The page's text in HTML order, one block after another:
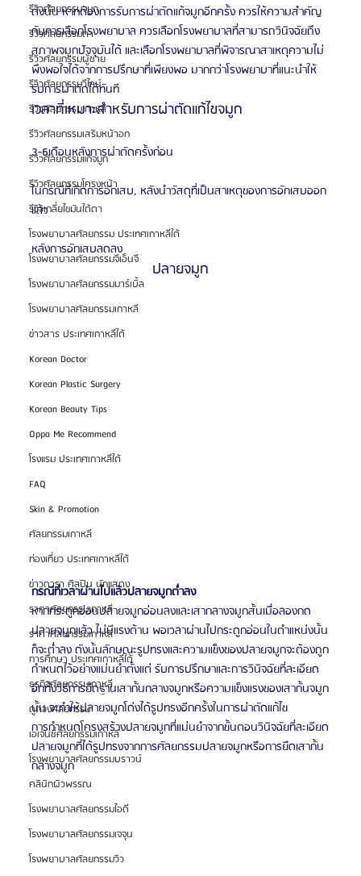
รีวิวศัลยกรรมจมูก
รีวิวศัลยกรรมตา
รีวิวศัลยกรรมผู้ชาย
รีวิวศัลยกรรมวีไลน์
รีวิวศัลยกรรมเกาหลี
รีวิวศัลยกรรมเสริมหน้าอก
รีวิวศัลยกรรมแก้จมูก
รีวิวศัลยกรรมโครงหน้า
รีวิวเกลี่ยไขมันใต้ตา
โรงพยาบาลศัลยกรรม ประเทศเกาหลีใต้
โรงพยาบาลศัลยกรรมจีเอ็นจี
โรงพยาบาลศัลยกรรมมาร์เบิ้ล
โรงพยาบาลศัลยกรรมเกาหลี
ข่าวสาร ประเทศเกาหลีใต้
Korean Doctor
Korean Plastic Surgery
Korean Beauty Tips
Oppa Me Recommend
โรงแรม ประเทศเกาหลีใต้
FAQ
Skin & Promotion
ศัลยกรรมเกาหลี
ท่องเที่ยว ประเทศเกาหลีใต้
ข่าวดารา ศิลปิน นักแสดง
ราคาศัลยกรรมเกาหลี
ราคาศัลยกรรมเกาหลี
การศึกษา ประเทศเกาหลีใต้
ธุรกิจศัลยกรรมเกาหลี
ดูดวงศัลยกรรม
เอเจนซี่ศัลยกรรมเกาหลี
โรงพยาบาลศัลยกรรมบราวน์
คลินิกผิวพรรณ
โรงพยาบาลศัลยกรรมไอดี
โรงพยาบาลศัลยกรรมเจจุน
โรงพยาบาลศัลยกรรมวิว
ดังนั้น หากต้องการรับการผ่าตัดแก้จมูกอีกครั้ง ควรให้ความสำคัญ
กับการเลือกโรงพยาบาล ควรเลือกโรงพยาบาลที่สามารถวินิจฉัยถึง
สภาพจมูกปัจจุบันได้ และเลือกโรงพยาบาลที่พิจารณาสาเหตุความไม่
พึงพอใจได้จากการปรึกษาที่เพียงพอ มากกว่าโรงพยาบาที่แนะนำให้
รับการผ่าตัดได้ทันที
เวลาที่เหมาะสำหรับการผ่าตัดแก้ไขจมูก
3-6เดือนหลังการผ่าตัดครั้งก่อน
ในกรณีที่เกิดการอักเสบ, หลังนำวัสดุที่เป็นสาเหตุของการอักเสบออก
แล้ว
หลังการอักเสบลดลง
ปลายจมูก
กรณีที่เวลาผ่านไปแล้วปลายจมูกต่ำลง
หากกระดูกอ่อนปลายจมูกอ่อนลงและเสากลางจมูกสั้นเมื่อลองกด
ปลายจมูกแล้ว ไม่มีแรงต้าน พอเวลาผ่านไปกระดูกอ่อนในตำแหน่งนั้น
ก็จะต่ำลง ดังนั้นลักษณะรูปทรงและความแข็งของปลายจมูกจะต้องถูก
กำหนดไว้อย่างแม่นยำตั้งแต่ รับการปรึกษาและการวินิจฉัยที่ละเอียด
อีกทั้งวิธีการยืดฐานเสากั้นกลางจมูกหรือความแข็งแรงของเสากั้นจมูก
นั้น จะทำให้ปลายจมูกโด่งได้รูปทรงอีกครั้งในการผ่าตัดแก้ไข
การกำหนดโครงสร้างปลายจมูกที่แม่นยำจากขั้นตอนวินิจฉัยที่ละเอียด
ปลายจมูกที่ได้รูปทรงจากการศัลยกรรมปลายจมูกหรือการยืดเสากั้น
กลางจมูก